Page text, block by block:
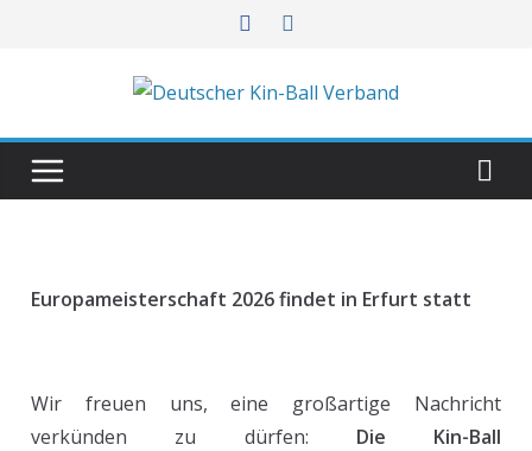
Europameisterschaft 2026 findet in Erfurt statt
Wir freuen uns, eine großartige Nachricht
verkünden zu dürfen: Die Kin-Ball